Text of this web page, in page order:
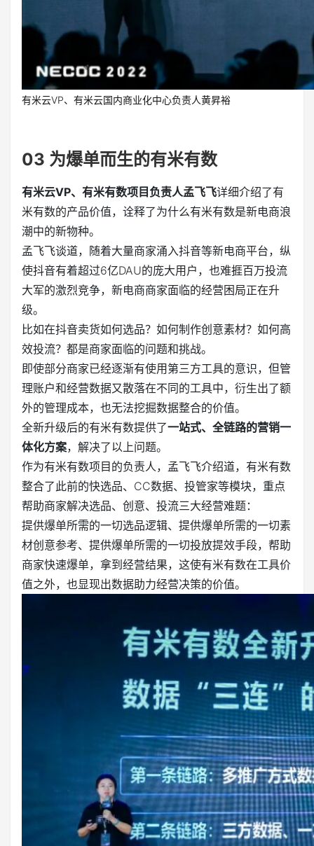
有米云VP、有米云国内商业化中心负责人黄昇裕
03 为爆单而生的有米有数
有米云VP、有米有数项目负责人孟飞飞详细介绍了有
米有数的产品价值，诠释了为什么有米有数是新电商浪
潮中的新物种。
孟飞飞谈道，随着大量商家涌入抖音等新电商平台，纵
使抖音有着超过6亿DAU的庞大用户，也难捱百万投流
大军的激烈竞争，新电商商家面临的经营困局正在升
级。
比如在抖音卖货如何选品？如何制作创意素材？如何高
效投流？都是商家面临的问题和挑战。
即使部分商家已经逐渐有使用第三方工具的意识，但管
理账户和经营数据又散落在不同的工具中，衍生出了额
外的管理成本，也无法挖掘数据整合的价值。
全新升级后的有米有数提供了一站式、全链路的营销一
体化方案，解决了以上问题。
作为有米有数项目的负责人，孟飞飞介绍道，有米有数
整合了此前的快选品、CC数据、投管家等模块，重点
帮助商家解决选品、创意、投流三大经营难题：
提供爆单所需的一切选品逻辑、提供爆单所需的一切素
材创意参考、提供爆单所需的一切投放提效手段，帮助
商家快速爆单，拿到经营结果，这使有米有数在工具价
值之外，也显现出数据助力经营决策的价值。